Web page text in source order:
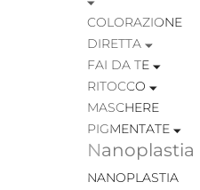
COLORAZIONE
DIRETTA
FAI DA TE
RITOCCO
MASCHERE
PIGMENTATE
Nanoplastia
NANOPLASTIA